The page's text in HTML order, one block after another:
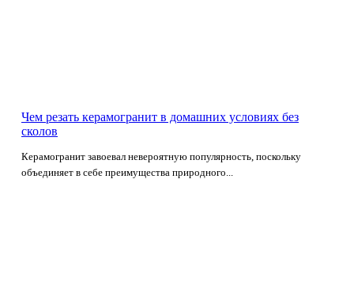
Чем резать керамогранит в домашних условиях без
сколов
Керамогранит завоевал невероятную популярность, поскольку
объединяет в себе преимущества природного...